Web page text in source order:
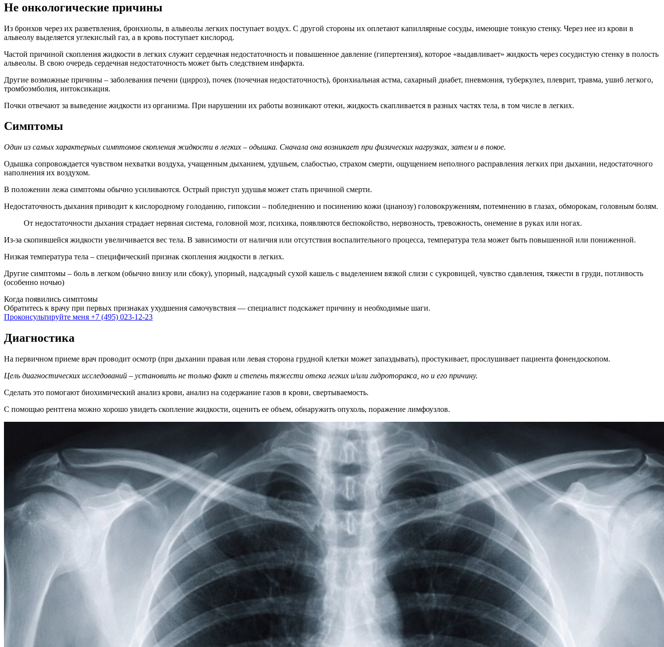
Не онкологические причины
Из бронхов через их разветвления, бронхиолы, в альвеолы легких поступает воздух. С другой стороны их оплетают капиллярные сосуды, имеющие тонкую стенку. Через нее из крови в
альвеолу выделяется углекислый газ, а в кровь поступает кислород.
Частой причиной скопления жидкости в легких служит сердечная недостаточность и повышенное давление (гипертензия), которое «выдавливает» жидкость через сосудистую стенку в полость
альвеолы. В свою очередь сердечная недостаточность может быть следствием инфаркта.
Другие возможные причины – заболевания печени (цирроз), почек (почечная недостаточность), бронхиальная астма, сахарный диабет, пневмония, туберкулез, плеврит, травма, ушиб легкого,
тромбоэмболия, интоксикация.
Почки отвечают за выведение жидкости из организма. При нарушении их работы возникают отеки, жидкость скапливается в разных частях тела, в том числе в легких.
Симптомы
Один из самых характерных симптомов скопления жидкости в легких – одышка. Сначала она возникает при физических нагрузках, затем и в покое.
Одышка сопровождается чувством нехватки воздуха, учащенным дыханием, удушьем, слабостью, страхом смерти, ощущением неполного расправления легких при дыхании, недостаточного
наполнения их воздухом.
В положении лежа симптомы обычно усиливаются. Острый приступ удушья может стать причиной смерти.
Недостаточность дыхания приводит к кислородному голоданию, гипоксии – побледнению и посинению кожи (цианозу) головокружениям, потемнению в глазах, обморокам, головным болям.
От недостаточности дыхания страдает нервная система, головной мозг, психика, появляются беспокойство, нервозность, тревожность, онемение в руках или ногах.
Из-за скопившейся жидкости увеличивается вес тела. В зависимости от наличия или отсутствия воспалительного процесса, температура тела может быть повышенной или пониженной.
Низкая температура тела – специфический признак скопления жидкости в легких.
Другие симптомы – боль в легком (обычно внизу или сбоку), упорный, надсадный сухой кашель с выделением вязкой слизи с сукровицей, чувство сдавления, тяжести в груди, потливость
(особенно ночью)
Когда появились симптомы
Обратитесь к врачу при первых признаках ухудшения самочувствия — специалист подскажет причину и необходимые шаги.
Проконсультируйте меня +7 (495) 023-12-23
Диагностика
На первичном приеме врач проводит осмотр (при дыхании правая или левая сторона грудной клетки может запаздывать), простукивает, прослушивает пациента фонендоскопом.
Цель диагностических исследований – установить не только факт и степень тяжести отека легких и/или гидроторакса, но и его причину.
Сделать это помогают биохимический анализ крови, анализ на содержание газов в крови, свертываемость.
С помощью рентгена можно хорошо увидеть скопление жидкости, оценить ее объем, обнаружить опухоль, поражение лимфоузлов.